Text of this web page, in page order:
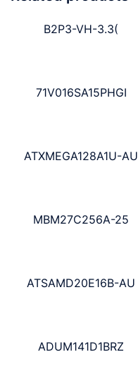
B2P3-VH-3.3(
71V016SA15PHGI
ATXMEGA128A1U-AU
MBM27C256A-25
ATSAMD20E16B-AU
ADUM141D1BRZ